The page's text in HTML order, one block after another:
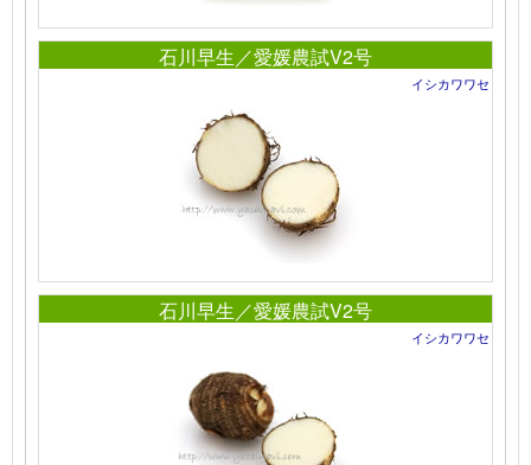
石川早生／愛媛農試V2号
イシカワワセ
石川早生／愛媛農試V2号
イシカワワセ